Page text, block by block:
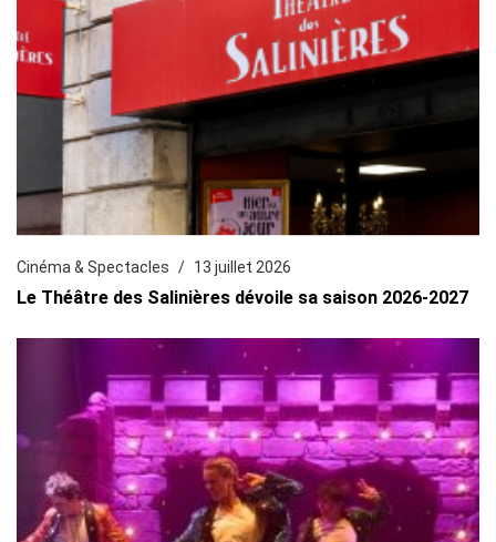
Cinéma & Spectacles 13 juillet 2026
Le Théâtre des Salinières dévoile sa saison 2026-2027